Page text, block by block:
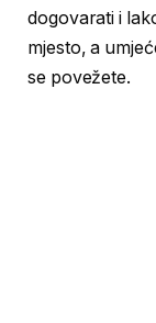
dogovarati i
mjesto, a
se povežete.